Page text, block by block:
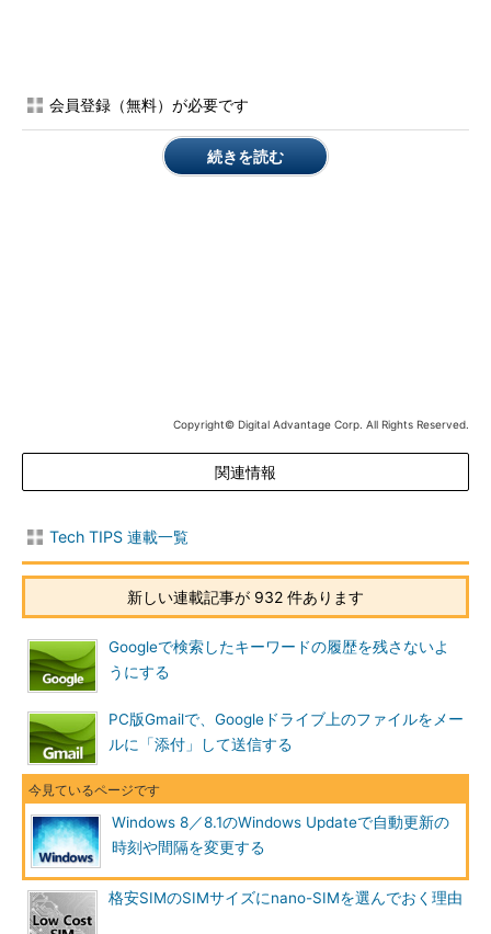
用時刻／間隔の設定項目がなくなっている。本TIPSでは、以前
のように適用時刻のスケジュールを変更する方法を紹介する。
この自動メンテナンスには、システムが正常かどうか診断した
り、（更新プログラムを含む）ソフトウエアを更新したり、セキ
ュリティスキャンを実施したり、といった他の作業も含まれる。
だしユーザーがコンピューターを使用している場合は、アイドル
る）。
従って、更新プログラムの自動適用時刻を変更するには、自動
メンテナンスの開始時刻を変更すればよい。それには、コントロ
ールパネルから「Windows Update」のアプレットを開いて、以
会員登録（無料）が必要です
続きを読む
Copyright© Digital Advantage Corp. All Rights Reserved.
関連情報
Tech TIPS 連載一覧
新しい連載記事が 932 件あります
Googleで検索したキーワードの履歴を残さないよ
うにする
PC版Gmailで、Googleドライブ上のファイルをメー
ルに「添付」して送信する
Windows 8／8.1のWindows Updateで自動更新の
時刻や間隔を変更する
格安SIMのSIMサイズにnano-SIMを選んでおく理由